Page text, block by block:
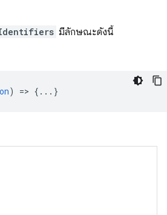
มีลักษณะดังนี้
) => {...}